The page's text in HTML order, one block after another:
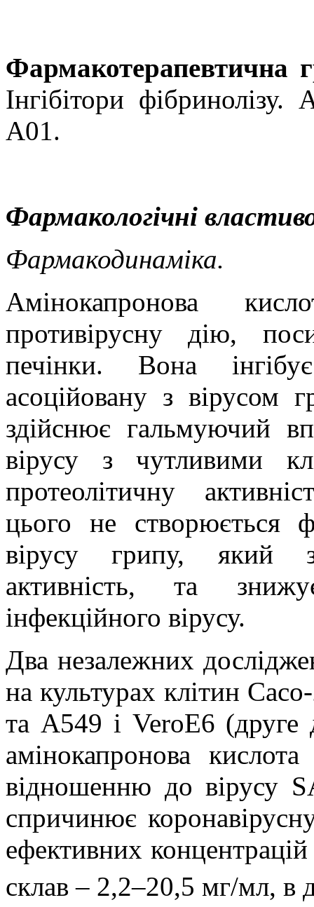
Фармакотерапевтична
Інгібітори
A01.
Фармакологічні
Фармакодинаміка.
Амінокапронова
противірусну дію,
печінки. Вона
асоційовану з вірусом
здійснює гальмуючий
вірусу з чутливими
протеолітичну
цього не створюється
вірусу грипу, який
активність, та
інфекційного вірусу.
Два незалежних
на культурах клітин
та A549 і VeroE6 (друге
амінокапронова
відношенню до вірусу
спричинює
ефективних
склав– 2,2–20,5 мг/мл, в